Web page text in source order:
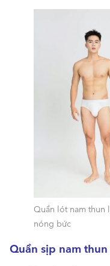
Quần lót nam thun
nóng bức
Quần sịp nam